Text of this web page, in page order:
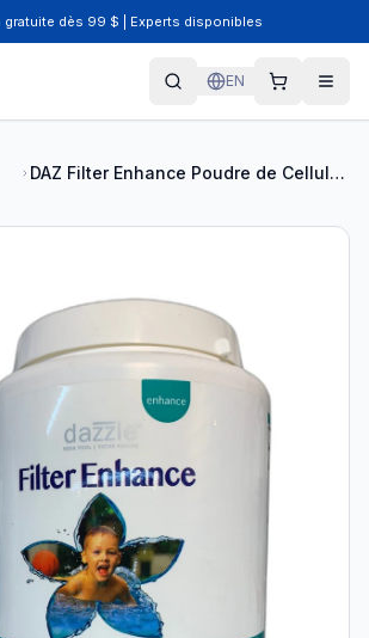
gratuite dès 99 $ | Experts disponibles
EN
DAZ Filter Enhance Poudre de Cellulose 600g - DAZ05019